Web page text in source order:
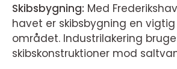
Skibsbygning: Med
havet er skibsbygning en
området. Industrilakering
skibskonstruktioner mod